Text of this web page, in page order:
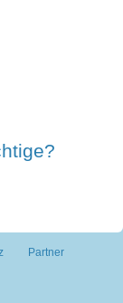
Partner